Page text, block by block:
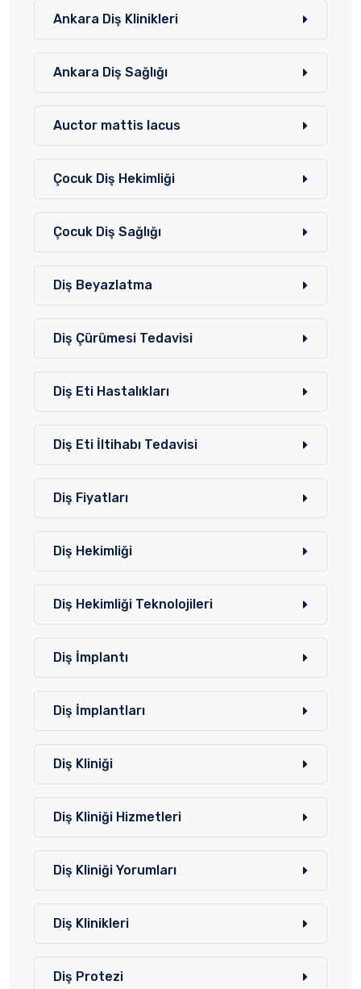
Ankara Diş Klinikleri
Ankara Diş Sağlığı
Auctor mattis lacus
Çocuk Diş Hekimliği
Çocuk Diş Sağlığı
Diş Beyazlatma
Diş Çürümesi Tedavisi
Diş Eti Hastalıkları
Diş Eti İltihabı Tedavisi
Diş Fiyatları
Diş Hekimliği
Diş Hekimliği Teknolojileri
Diş İmplantı
Diş İmplantları
Diş Kliniği
Diş Kliniği Hizmetleri
Diş Kliniği Yorumları
Diş Klinikleri
Diş Protezi